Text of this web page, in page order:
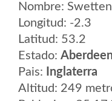
Nombre:
Longitud: -2.3
Latitud: 53.2
Estado:
Pais:
Inglaterra
Altitud: 249